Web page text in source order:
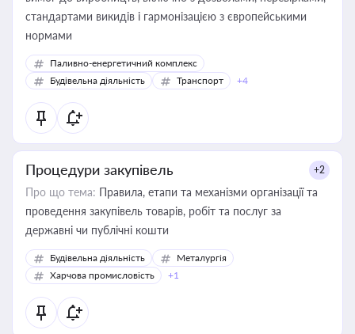
стандартами викидів і гармонізацією з європейськими
нормами
Паливно-енергетичний комплекс
Будівельна діяльність
Транспорт +4
Процедури закупівель +2
Про що тема: Правила, етапи та механізми організації та
проведення закупівель товарів, робіт та послуг за
державні чи публічні кошти
Будівельна діяльність
Металургія
Харчова промисловість
+1